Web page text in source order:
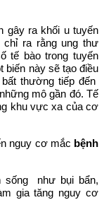
gây ra khối u tuyến
chỉ ra rằng ung thư
tế bào trong tuyến
biến này sẽ tạo điều
thường tiếp đến
mô gần đó. Tế
khu vực xa của cơ
nguy cơ mắc bệnh
sống như bụi bẩn,
gia tăng nguy cơ